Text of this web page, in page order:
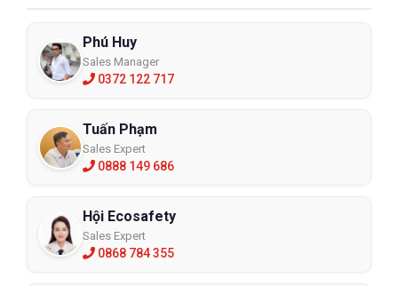
Phú Huy
Sales Manager
0372 122 717
Tuấn Phạm
Sales Expert
0888 149 686
Hội Ecosafety
Sales Expert
0868 784 355